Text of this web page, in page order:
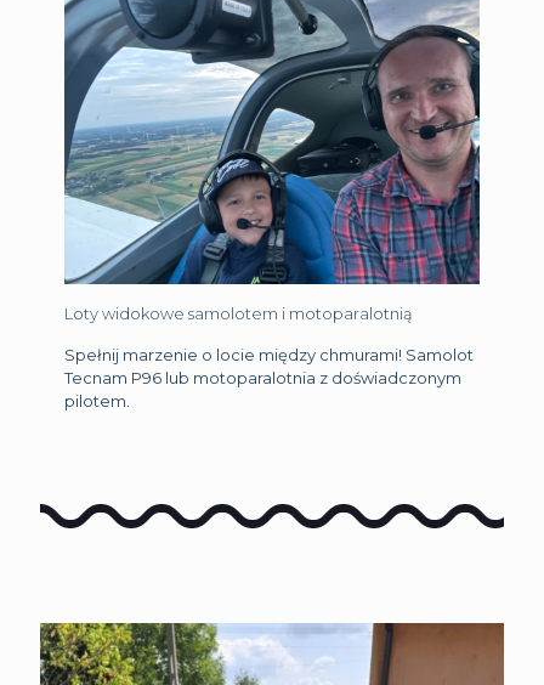
Loty widokowe samolotem i motoparalotnią
Spełnij marzenie o locie między chmurami! Samolot
Tecnam P96 lub motoparalotnia z doświadczonym
pilotem.